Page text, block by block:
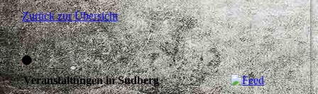
Zurück zur Übersicht
Veranstaltungen in Sudberg